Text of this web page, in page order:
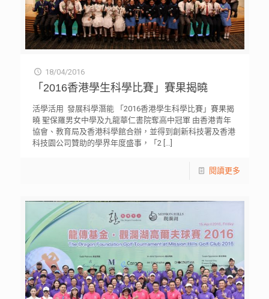
18/04/2016
「2016香港學生科學比賽」賽果揭曉
活學活用 發展科學潛能 「2016香港學生科學比賽」賽果揭
曉 聖保羅男女中學及九龍華仁書院奪高中冠軍 由香港青年
協會、教育局及香港科學館合辦，並得到創新科技署及香港
科技園公司贊助的學界年度盛事，「2[…]
閱讀更多